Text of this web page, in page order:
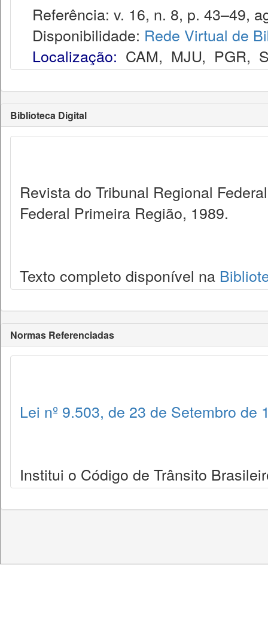
Referência: v. 16, n. 8, p. 43–49,
Disponibilidade: Rede Virtual de
Localização: CAM, MJU, PGR,
Biblioteca Digital
Revista do Tribunal Regional
Federal Primeira Região, 1989.
Texto completo disponível na
Normas Referenciadas
Lei nº 9.503, de 23 de Setembro de
Institui o Código de Trânsito